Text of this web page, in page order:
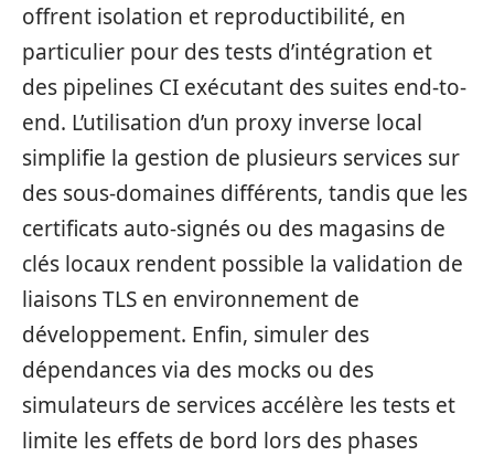
offrent isolation et reproductibilité, en
particulier pour des tests d’intégration et
des pipelines CI exécutant des suites end-to-
end. L’utilisation d’un proxy inverse local
simplifie la gestion de plusieurs services sur
des sous-domaines différents, tandis que les
certificats auto-signés ou des magasins de
clés locaux rendent possible la validation de
liaisons TLS en environnement de
développement. Enfin, simuler des
dépendances via des mocks ou des
simulateurs de services accélère les tests et
limite les effets de bord lors des phases